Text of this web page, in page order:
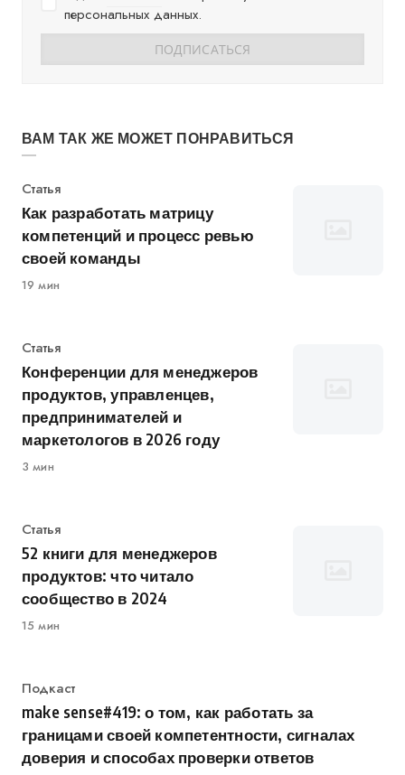
персональных данных.
ВАМ ТАК ЖЕ МОЖЕТ ПОНРАВИТЬСЯ
Категория
Статья
Как разработать матрицу
компетенций и процесс ревью
своей команды
19 мин
Категория
Статья
Конференции для менеджеров
продуктов, управленцев,
предпринимателей и
маркетологов в 2026 году
3 мин
Категория
Статья
52 книги для менеджеров
продуктов: что читало
сообщество в 2024
15 мин
Категория
Подкаст
make sense#419: о том, как работать за
границами своей компетентности, сигналах
доверия и способах проверки ответов